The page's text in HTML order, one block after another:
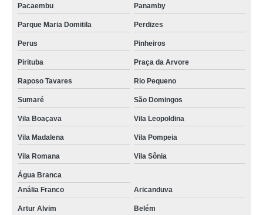
Pacaembu Panamby
Parque Maria Domitila Perdizes
Perus Pinheiros
Pirituba Praça da Arvore
Raposo Tavares Rio Pequeno
Sumaré São Domingos
Vila Boaçava Vila Leopoldina
Vila Madalena Vila Pompeia
Vila Romana Vila Sônia
Água Branca
Anália Franco
Aricanduva
Artur Alvim Belém